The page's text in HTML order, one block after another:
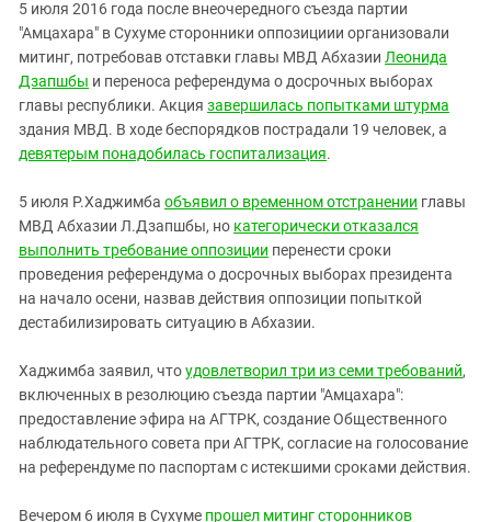
5 июля 2016 года после внеочередного съезда партии
"Амцахара" в Сухуме сторонники оппозициии организовали
митинг, потребовав отставки главы МВД Абхазии Леонида
Дзапшбы и переноса референдума о досрочных выборах
главы республики. Акция завершилась попытками штурма
здания МВД. В ходе беспорядков пострадали 19 человек, а
девятерым понадобилась госпитализация.
5 июля Р.Хаджимба объявил о временном отстранении главы
МВД Абхазии Л.Дзапшбы, но категорически отказался
выполнить требование оппозиции перенести сроки
проведения референдума о досрочных выборах президента
на начало осени, назвав действия оппозиции попыткой
дестабилизировать ситуацию в Абхазии.
Хаджимба заявил, чтоудовлетворил три из семи требований,
включенных в резолюцию съезда партии "Амцахара":
предоставление эфира на АГТРК, создание Общественного
наблюдательного совета при АГТРК, согласие на голосование
на референдуме по паспортам с истекшими сроками действия.
Вечером 6 июля в Сухуме прошел митинг сторонников